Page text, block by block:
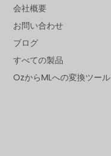
会社概要
お問い合わせ
ブログ
すべての製品
OzからMLへの変換ツール